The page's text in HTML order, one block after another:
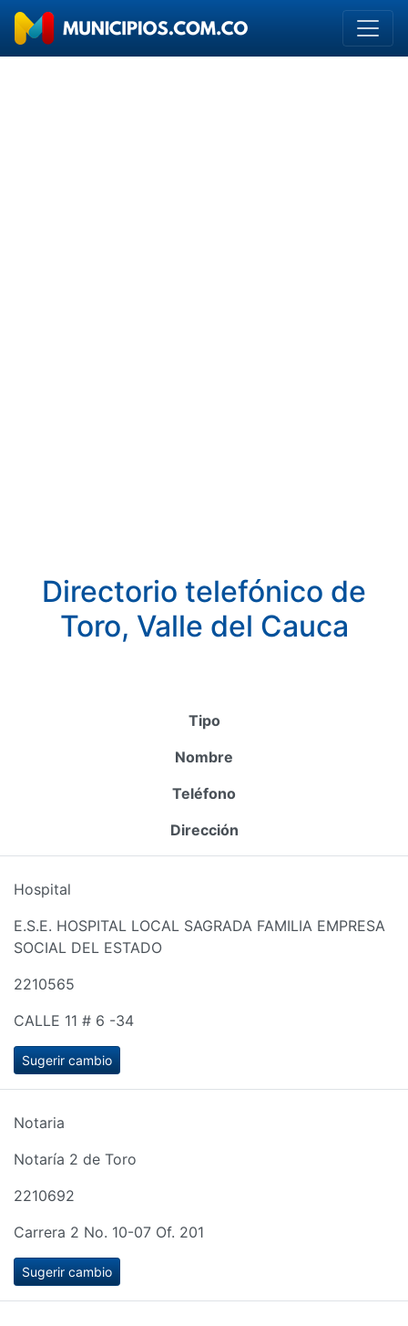
Directorio telefónico de
Toro, Valle del Cauca
Tipo
Nombre
Teléfono
Dirección
Hospital
E.S.E. HOSPITAL LOCAL SAGRADA FAMILIA EMPRESA
SOCIAL DEL ESTADO
2210565
CALLE 11 # 6 -34
Sugerir cambio
Notaria
Notaría 2 de Toro
2210692
Carrera 2 No. 10-07 Of. 201
Sugerir cambio